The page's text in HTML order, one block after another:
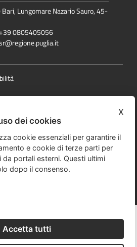
Lungomare Nazario Sauro, 45-
0805405056
x
dei cookies
cookie essenziali per garantire il
e cookie di terze parti per
portali esterni. Questi ultimi
dopo il consenso.
Accetta tutti